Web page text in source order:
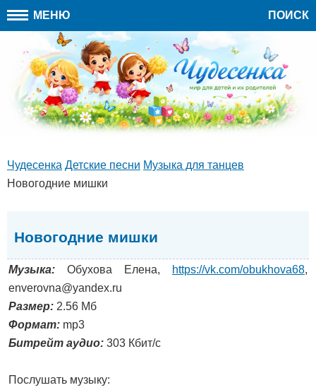
МЕНЮ ПОИСК
Чудесенка Детские песни Музыка для танцев
Новогодние мишки
Новогодние мишки
Музыка: Обухова Елена, https://vk.com/obukhova68,
enverovna@yandex.ru
Размер: 2.56 Мб
Формат: mp3
Битрейт аудио: 303 Кбит/с
Послушать музыку: